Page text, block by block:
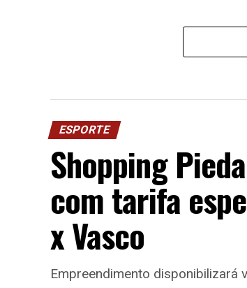
ESPORTE
Shopping
com tarifa
x Vasco
Empreendimento disponibilizará